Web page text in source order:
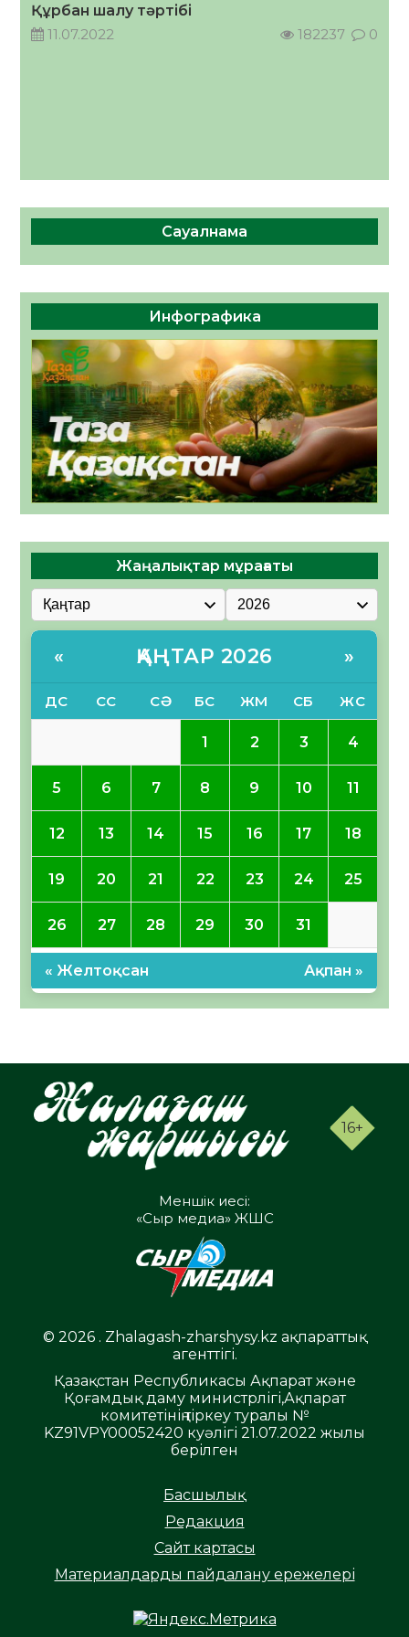
Құрбан шалу тәртібі
11.07.2022
182237 0
Сауалнама
Инфографика
Жаңалықтар мұрағаты
« ҚАҢТАР 2026 »
ДС СС СӘ БС ЖМ СБ ЖС
1 2 3 4
5 6 7 8 9 10 11
12 13 14 15 16 17 18
19 20 21 22 23 24 25
26 27 28 29 30 31
« Желтоқсан Ақпан »
16+
Меншік иесі:
«Сыр медиа» ЖШС
© 2026 . Zhalagash-zharshysy.kz ақпараттық
агенттігі.
Қазақстан Республикасы Ақпарат және
Қоғамдық даму министрлігі,Ақпарат
комитетінің тіркеу туралы №
KZ91VPY00052420 куәлігі 21.07.2022 жылы
берілген
Басшылық
Редакция
Сайт картасы
Материалдарды пайдалану ережелері